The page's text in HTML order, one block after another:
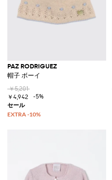
PAZ RODRIGUEZ
帽子 ボーイ
￥5,201
￥4,942
-5%